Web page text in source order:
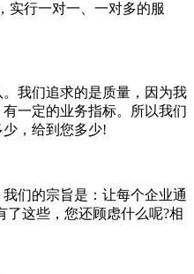
实行一对一、一对多的服
我们追求的是质量，因为我
一定的业务指标。所以我们
，给到您多少!
们的宗旨是：让每个企业通
这些，您还顾虑什么呢?相